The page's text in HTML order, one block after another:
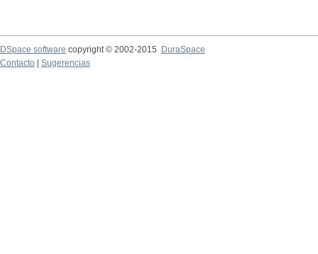
DSpace software copyright © 2002-2015
DuraSpace
Contacto
Sugerencias